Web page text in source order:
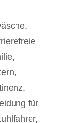
,
,
,
,
für
,